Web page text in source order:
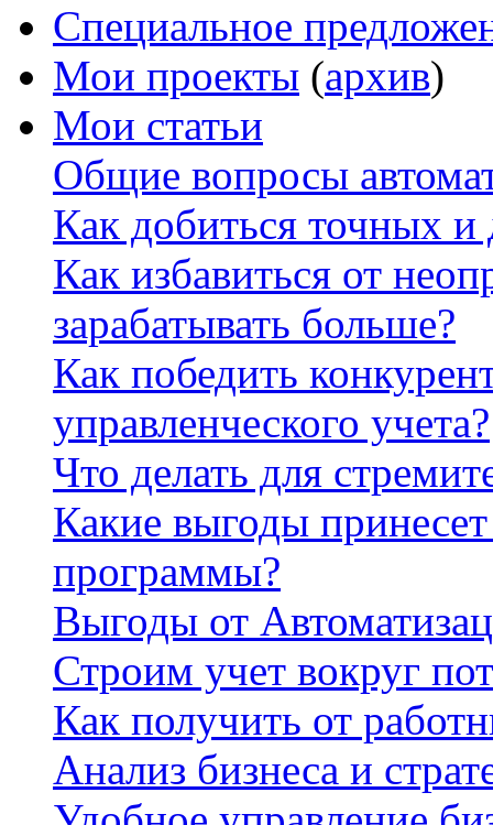
Специальное
Мои проекты (архив)
Мои статьи
Общие вопросы
Как добиться точных
Как избавиться от
зарабатывать больше?
Как победить
управленческого учета?
Что делать для
Какие выгоды
программы?
Выгоды от
Строим учет вокруг
Как получить от
Анализ бизнеса и